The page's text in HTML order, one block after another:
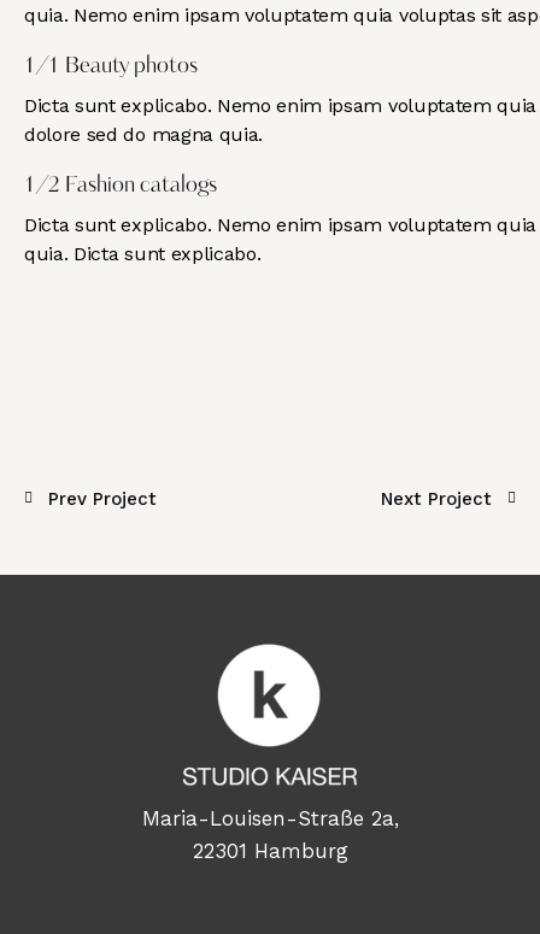
quia. Nemo enim ipsam voluptatem quia voluptas sit
1/1 Beauty photos
Dicta sunt explicabo. Nemo enim ipsam voluptatem
dolore sed do magna quia.
1/2 Fashion catalogs
Dicta sunt explicabo. Nemo enim ipsam voluptatem
quia. Dicta sunt explicabo.
Prev Project Next Project
Maria-Louisen-Straße 2a,
22301 Hamburg